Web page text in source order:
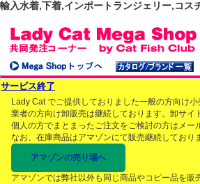
輸入水着,下着,インポートランジェリー,コ
サービス終了
Lady Cat でご提供しておりました一般の方向け
業者の方向け卸販売は継続しております。卸サイ
個人の方でまとまったご注文をご検討の方はメー
なお、在庫商品はアマゾンにて販売継続しており
アマゾンの売り場へ
アマゾンでは弊社以外も同じ商品やコピー品を販